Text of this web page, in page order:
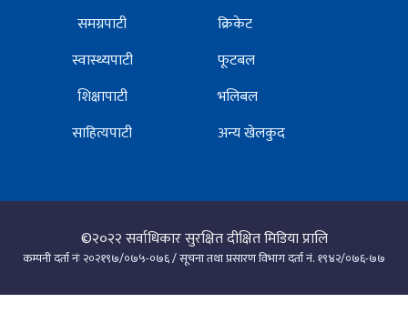
समग्रपाटी
स्वास्थ्यपाटी
शिक्षापाटी
साहित्यपाटी
क्रिकेट
फूटबल
भलिबल
अन्य खेलकुद
©२०२२सर्वाधिकार सुरक्षित दीक्षित मिडिया प्रालि
कम्पनी दर्ता नंः २०२१९७/०७५-०७६ / सूचना तथा प्रसारण विभाग दर्ता नं. १९४२/०७६-७७